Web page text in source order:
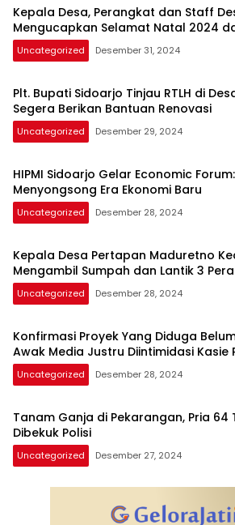
Kepala Desa, Perangkat dan Staff
Mengucapkan Selamat Natal 2024
Uncategorized Desember 31, 2024
Plt. Bupati Sidoarjo Tinjau RTLH di
Segera Berikan Bantuan Renovasi
Uncategorized Desember 29, 2024
HIPMI Sidoarjo Gelar Economic
Menyongsong Era Ekonomi Baru
Uncategorized Desember 28, 2024
Kepala Desa Pertapan Maduretno
Mengambil Sumpah dan Lantik 3
Uncategorized Desember 28, 2024
Konfirmasi Proyek Yang Diduga
Awak Media Justru Diintimidasi Kasie
Uncategorized Desember 28, 2024
Tanam Ganja di Pekarangan, Pria 64
Dibekuk Polisi
Uncategorized Desember 27, 2024